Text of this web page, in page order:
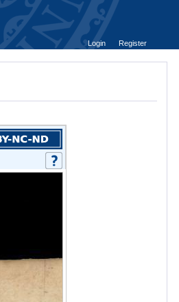
Login
Register